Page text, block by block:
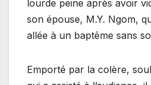
lourde peine après avoir
son épouse, M.Y. Ngom,
allée à un baptême sans
Emporté par la colère,